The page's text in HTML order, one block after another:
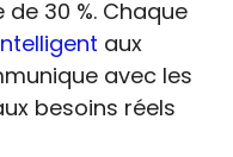
30 %. Chaque
aux
avec les
besoins réels